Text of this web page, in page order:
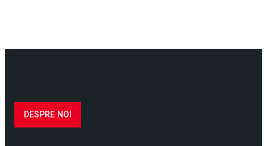
DESPRE NOI